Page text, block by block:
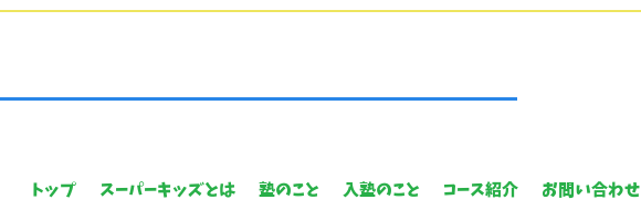
倍です。 受験準備期間をご考慮
す🌸
トップ スーパーキッズとは 塾のこと 入塾のこと コース紹介 お問い合わせ